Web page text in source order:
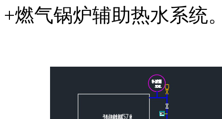
+燃气锅炉辅助热水系统